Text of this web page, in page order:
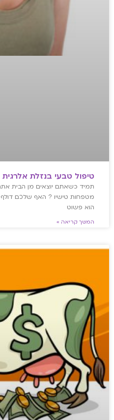
טיפול טבעי בנזלת אלרגית
תמיד כשאתם יוצאים מן הבית
מטפחות טישיו ? האף שלכם
הוא פשוט
המשך קריאה »